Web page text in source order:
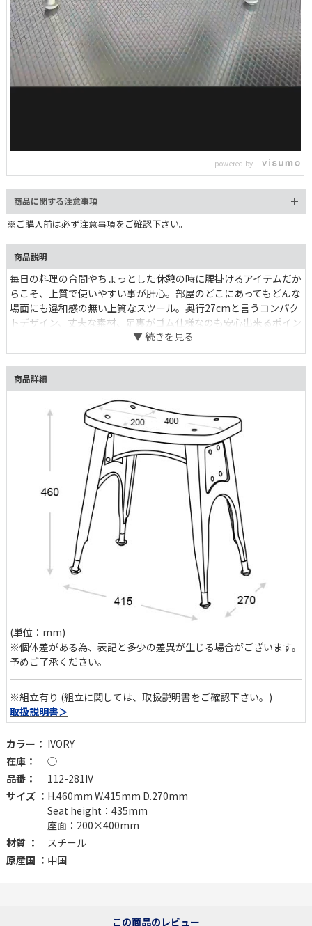
n
t
d
:
6
9
9
%
powered by
商品に関する注意事項
※ご購入前は必ず注意事項をご確認下さい。
商品説明
毎日の料理の合間やちょっとした休憩の時に腰掛けるアイテムだか
らこそ、上質で使いやすい事が肝心。部屋のどこにあってもどんな
場面にも違和感の無い上質なスツール。奥行27cmと言うコンパク
トデザイン、丈夫な素材、足裏がゴム仕様なのも安心出来るポイン
商品詳細
(単位：mm)
※個体差がある為、表記と多少の差異が生じる場合がございます。
予めご了承ください。
※組立有り (組立に関しては、取扱説明書をご確認下さい。)
取扱説明書＞
カラー： IVORY
在庫：
◯
品番：
112-281IV
サイズ ： H.460mm W.415mm D.270mm
Seat height：435mm
座面：200×400mm
材質 ：
スチール
原産国 ： 中国
この商品のレビュー